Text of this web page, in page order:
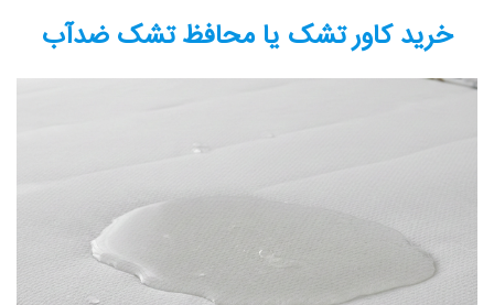
خرید کاور تشک یا محافظ تشک ضدآب